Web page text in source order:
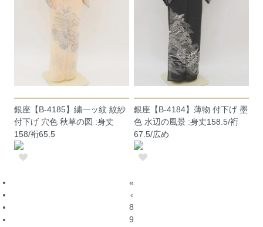
銀座【B-4185】繍一ッ紋 紋紗
付下げ 穴色 秋草の図 :身丈
158/裄65.5
銀座【B-4184】薄物 付下げ 墨
色 水辺の風景 :身丈158.5/裄
67.5/広め
«
‹
8
9